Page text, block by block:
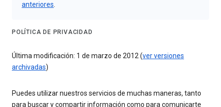
anteriores
POLÍTICA DE PRIVACIDAD
Última modificación: 1 de marzo de 2012 (ver versiones
archivadas)
Puedes utilizar nuestros servicios de muchas maneras, tanto
para buscar y compartir información como para comunicarte